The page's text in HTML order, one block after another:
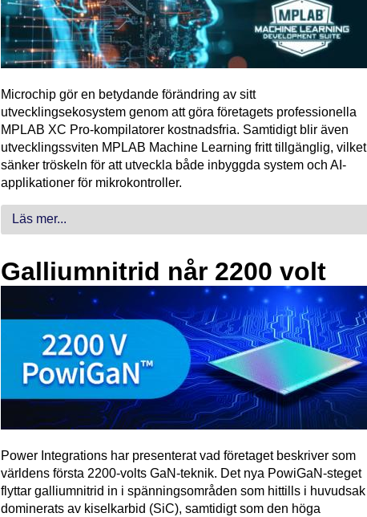
Microchip gör en betydande förändring av sitt
utvecklingsekosystem genom att göra företagets professionella
MPLAB XC Pro-kompilatorer kostnadsfria. Samtidigt blir även
utvecklingssviten MPLAB Machine Learning fritt tillgänglig, vilket
sänker tröskeln för att utveckla både inbyggda system och AI-
applikationer för mikrokontroller.
Läs mer...
Galliumnitrid når 2200 volt
Power Integrations har presenterat vad företaget beskriver som
världens första 2200-volts GaN-teknik. Det nya PowiGaN-steget
flyttar galliumnitrid in i spänningsområden som hittills i huvudsak
dominerats av kiselkarbid (SiC), samtidigt som den höga